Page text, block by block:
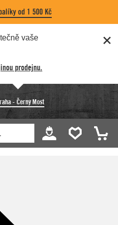
od 1 500 Kč
vaše
prodejnu.
- Černý Most